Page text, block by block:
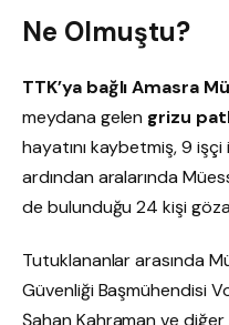
Ne Olmuştu?
TTK’ya bağlı Amasra
meydana gelen grizu
hayatını kaybetmiş, 9 işçi
ardından aralarında
de bulunduğu 24 kişi
Tutuklananlar arasında
Güvenliği Başmühendisi
Şahan Kahraman ve